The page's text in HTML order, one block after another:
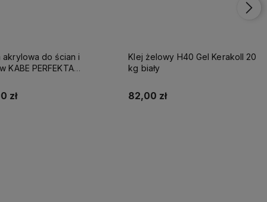
akrylowa do ścian i
KABE PERFEKTA
zł
Klej żelowy H40 Gel Kerakoll 20
kg biały
82,00 zł